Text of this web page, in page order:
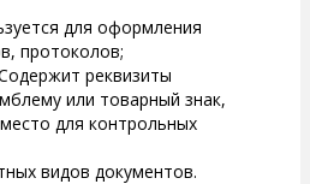
для оформления
протоколов;
реквизиты
или товарный знак,
для контрольных
видов документов.